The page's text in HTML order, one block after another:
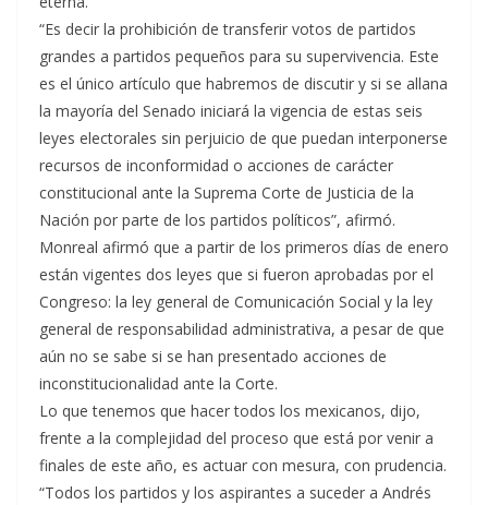
“Es decir la prohibición de transferir votos de partidos
grandes a partidos pequeños para su supervivencia. Este
es el único artículo que habremos de discutir y si se allana
la mayoría del Senado iniciará la vigencia de estas seis
leyes electorales sin perjuicio de que puedan interponerse
recursos de inconformidad o acciones de carácter
constitucional ante la Suprema Corte de Justicia de la
Nación por parte de los partidos políticos”, afirmó.
Monreal afirmó que a partir de los primeros días de enero
están vigentes dos leyes que si fueron aprobadas por el
Congreso: la ley general de Comunicación Social y la ley
general de responsabilidad administrativa, a pesar de que
aún no se sabe si se han presentado acciones de
inconstitucionalidad ante la Corte.
Lo que tenemos que hacer todos los mexicanos, dijo,
frente a la complejidad del proceso que está por venir a
finales de este año, es actuar con mesura, con prudencia.
“Todos los partidos y los aspirantes a suceder a Andrés